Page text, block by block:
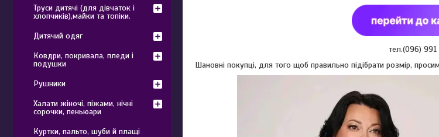
тел.(096)
Шановні покупці, для того щоб правильно підібрати розмір,
Труси дитячі (для дівчаток і
хлопчиків),майки та топіки.
Дитячий одяг
Ковдри, покривала, пледи і
подушки
Рушники
Халати жіночі, піжами, нічні
сорочки, пеньюари
Куртки, пальто, шуби й плащі